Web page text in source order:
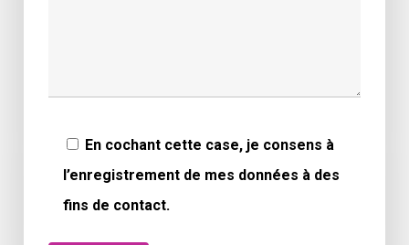
En cochant cette case, je consens à
l’enregistrement de mes données à des
fins de contact.